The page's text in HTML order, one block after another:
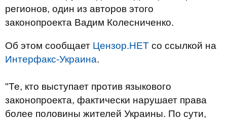
регионов, один из авторов этого
законопроекта Вадим Колесниченко.
Об этом сообщает Цензор.НЕТ со ссылкой на
Интерфакс-Украина.
"Те, кто выступает против языкового
законопроекта, фактически нарушает права
более половины жителей Украины. По сути,